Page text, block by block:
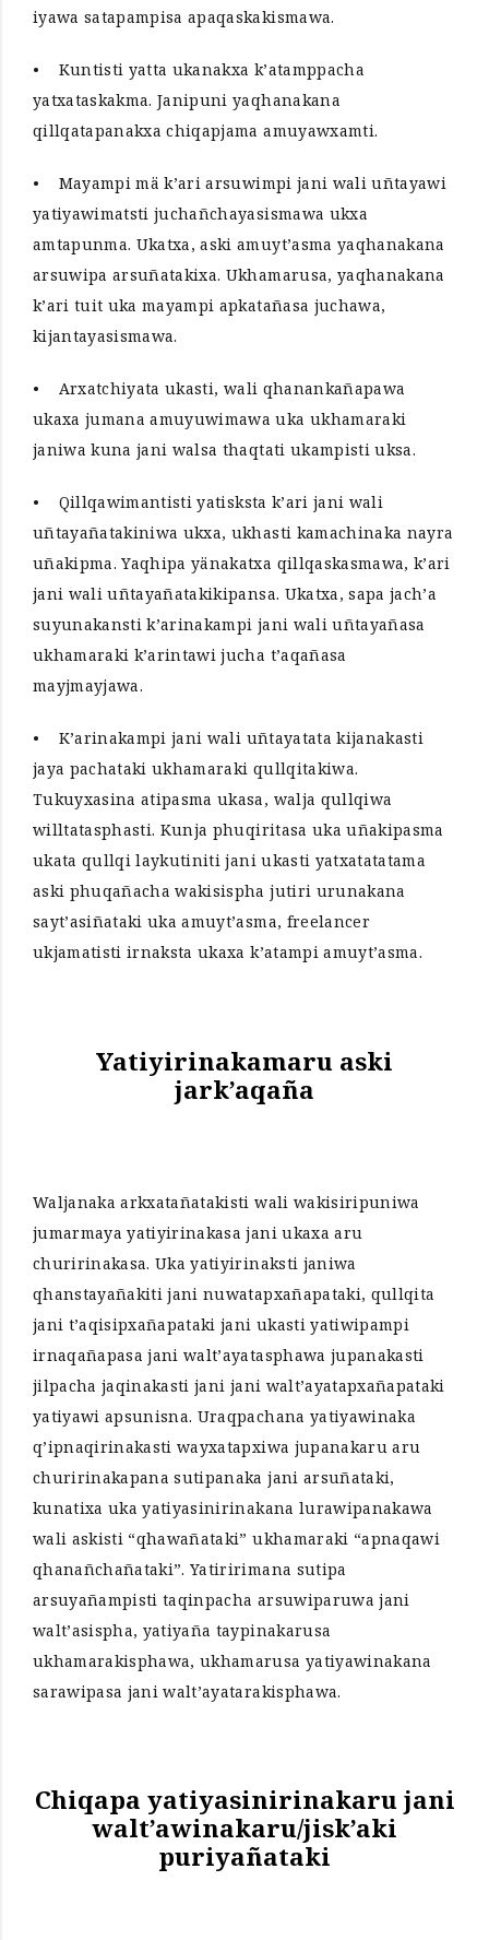
iyawa satapampisa apaqaskakismawa.
• Kuntisti yatta ukanakxa k’atamppacha
yatxataskakma. Janipuni yaqhanakana
qillqatapanakxa chiqapjama amuyawxamti.
• Mayampi mä k’ari arsuwimpi jani wali uñtayawi
yatiyawimatsti juchañchayasismawa ukxa
amtapunma. Ukatxa, aski amuyt’asma yaqhanakana
arsuwipa arsuñatakixa. Ukhamarusa, yaqhanakana
k’ari tuit uka mayampi apkatañasa juchawa,
kijantayasismawa.
• Arxatchiyata ukasti, wali qhanankañapawa
ukaxa jumana amuyuwimawa uka ukhamaraki
janiwa kuna jani walsa thaqtati ukampisti uksa.
• Qillqawimantisti yatisksta k’ari jani wali
uñtayañatakiniwa ukxa, ukhasti kamachinaka nayra
uñakipma. Yaqhipa yänakatxa qillqaskasmawa, k’ari
jani wali uñtayañatakikipansa. Ukatxa, sapa jach’a
suyunakansti k’arinakampi jani wali uñtayañasa
ukhamaraki k’arintawi jucha t’aqañasa
mayjmayjawa.
• K’arinakampi jani wali uñtayatata kijanakasti
jaya pachataki ukhamaraki qullqitakiwa.
Tukuyxasina atipasma ukasa, walja qullqiwa
willtatasphasti. Kunja phuqiritasa uka uñakipasma
ukata qullqi laykutiniti jani ukasti yatxatatatama
aski phuqañacha wakisispha jutiri urunakana
sayt’asiñataki uka amuyt’asma, freelancer
ukjamatisti irnaksta ukaxa k’atampi amuyt’asma.
Yatiyirinakamaru aski
jark’aqaña
Waljanaka arkxatañatakisti wali wakisiripuniwa
jumarmaya yatiyirinakasa jani ukaxa aru
churirinakasa. Uka yatiyirinaksti janiwa
qhanstayañakiti jani nuwatapxañapataki, qullqita
jani t’aqisipxañapataki jani ukasti yatiwipampi
irnaqañapasa jani walt’ayatasphawa jupanakasti
jilpacha jaqinakasti jani jani walt’ayatapxañapataki
yatiyawi apsunisna. Uraqpachana yatiyawinaka
q’ipnaqirinakasti wayxatapxiwa jupanakaru aru
churirinakapana sutipanaka jani arsuñataki,
kunatixa uka yatiyasinirinakana lurawipanakawa
wali askisti “qhawañataki” ukhamaraki “apnaqawi
qhanañchañataki”. Yatiririmana sutipa
arsuyañampisti taqinpacha arsuwiparuwa jani
walt’asispha, yatiyaña taypinakarusa
ukhamarakisphawa, ukhamarusa yatiyawinakana
sarawipasa jani walt’ayatarakisphawa.
Chiqapa yatiyasinirinakaru jani
walt’awinakaru/jisk’aki
puriyañataki